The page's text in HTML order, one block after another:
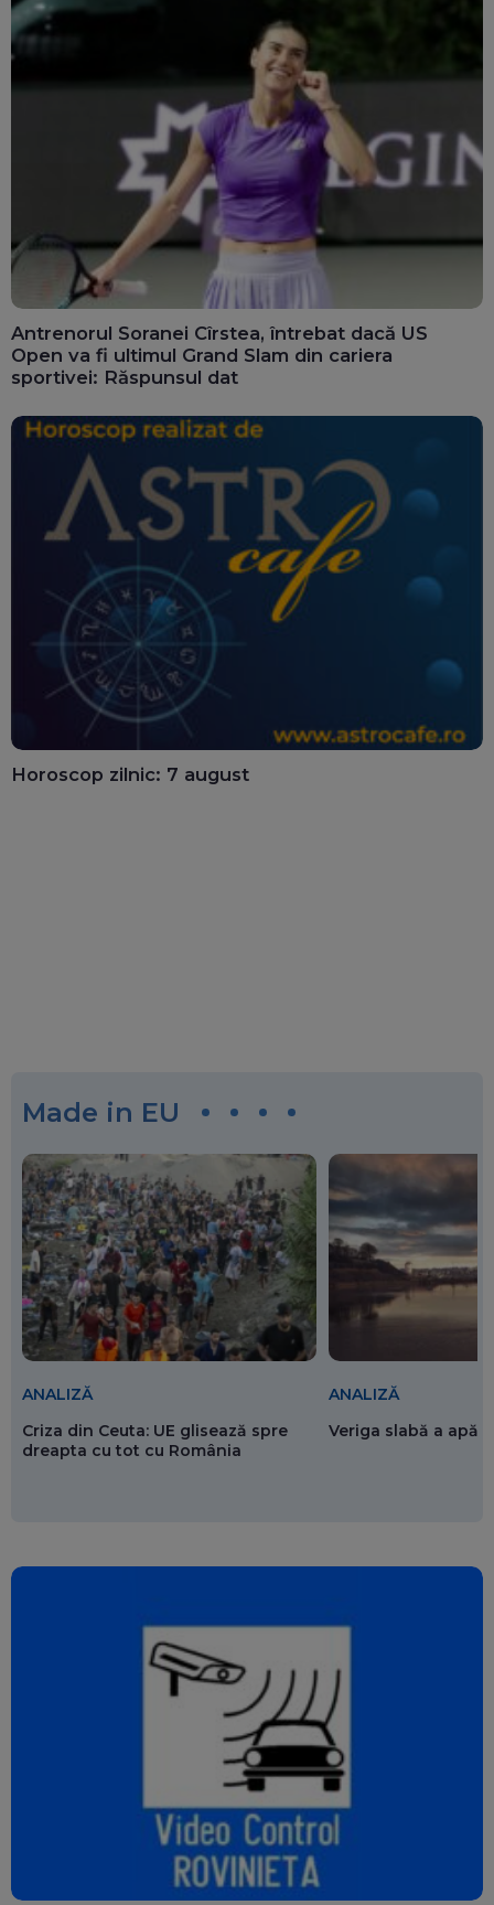
Antrenorul Soranei Cîrstea, întrebat dacă US
Open va fi ultimul Grand Slam din cariera
sportivei: Răspunsul dat
Horoscop zilnic: 7 august
Made in EU
ANALIZĂ
Criza din Ceuta: UE glisează spre
dreapta cu tot cu România
ANALIZĂ
Veriga slabă a